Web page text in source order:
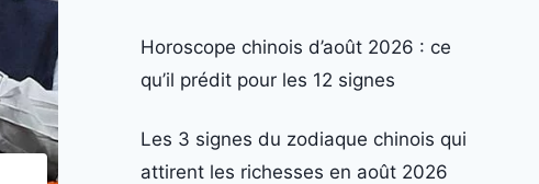
Horoscope chinois d’août 2026 : ce
qu’il prédit pour les 12 signes
Les 3 signes du zodiaque chinois qui
attirent les richesses en août 2026